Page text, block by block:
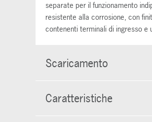
separate per il funzionamento
resistente alla corrosione, con
contenenti terminali di ingresso
Scaricamento
Caratteristiche